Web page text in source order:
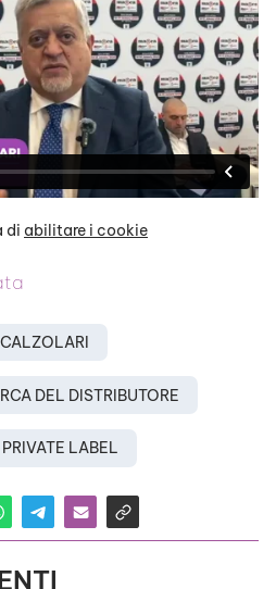
di abilitare i cookie
DEL DISTRIBUTORE
PRIVATE LABEL